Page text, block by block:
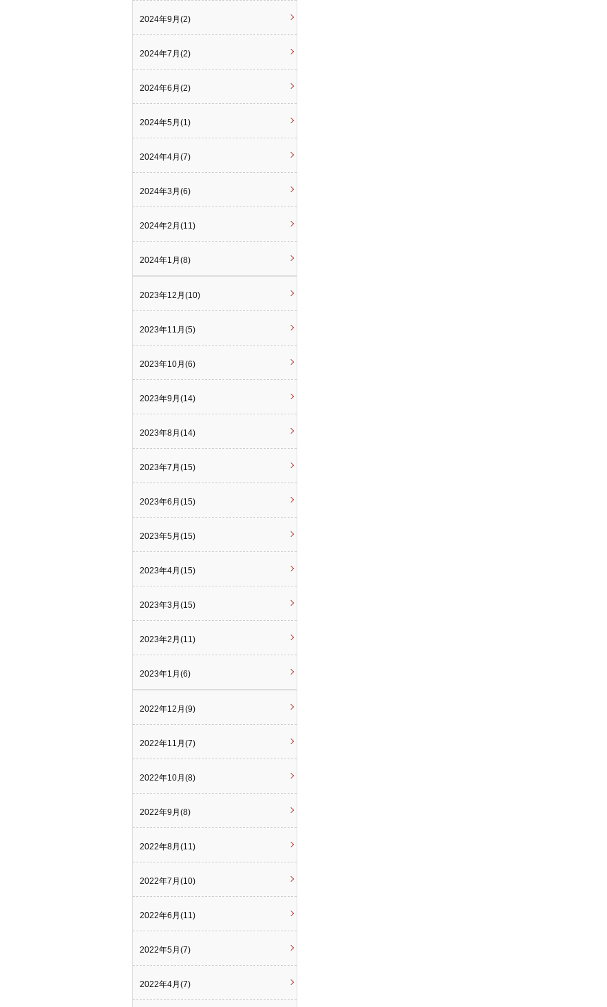
2024年9月(2)
2024年7月(2)
2024年6月(2)
2024年5月(1)
2024年4月(7)
2024年3月(6)
2024年2月(11)
2024年1月(8)
2023年12月(10)
2023年11月(5)
2023年10月(6)
2023年9月(14)
2023年8月(14)
2023年7月(15)
2023年6月(15)
2023年5月(15)
2023年4月(15)
2023年3月(15)
2023年2月(11)
2023年1月(6)
2022年12月(9)
2022年11月(7)
2022年10月(8)
2022年9月(8)
2022年8月(11)
2022年7月(10)
2022年6月(11)
2022年5月(7)
2022年4月(7)